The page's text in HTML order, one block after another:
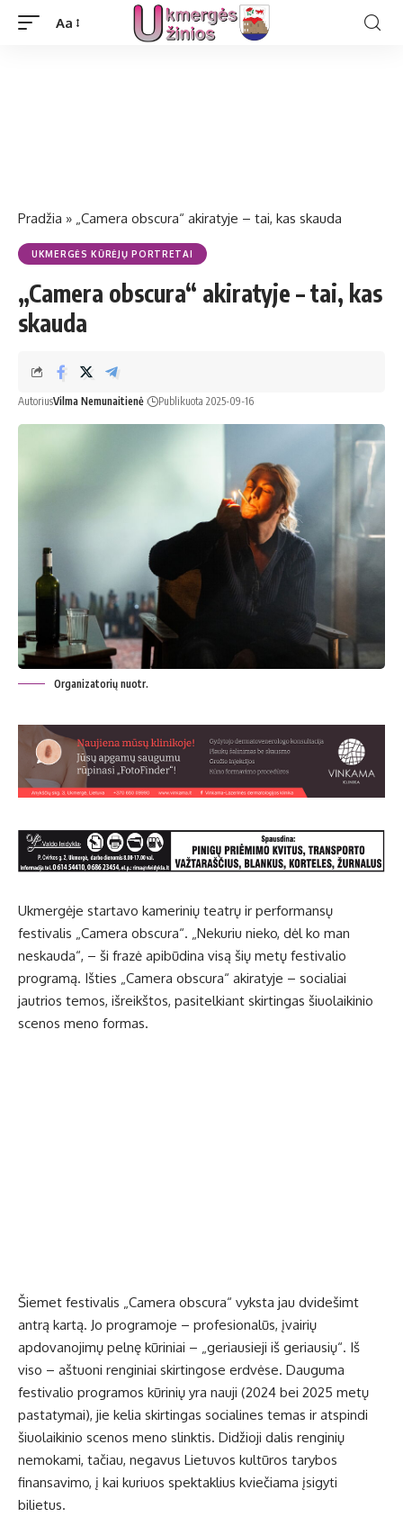
Aa
Pradžia » „Camera obscura“ akiratyje – tai, kas skauda
UKMERGĖS KŪRĖJŲ PORTRETAI
„Camera obscura“ akiratyje – tai, kas
skauda
AutoriusVilma Nemunaitienė Publikuota 2025-09-16
Organizatorių nuotr.
Ukmergėje startavo kamerinių teatrų ir performansų
festivalis „Camera obscura“. „Nekuriu nieko, dėl ko man
neskauda“, – ši frazė apibūdina visą šių metų festivalio
programą. Išties „Camera obscura“ akiratyje – socialiai
jautrios temos, išreikštos, pasitelkiant skirtingas šiuolaikinio
scenos meno formas.
Šiemet festivalis „Camera obscura“ vyksta jau dvidešimt
antrą kartą. Jo programoje – profesionalūs, įvairių
apdovanojimų pelnę kūriniai – „geriausieji iš geriausių“. Iš
viso – aštuoni renginiai skirtingose erdvėse. Dauguma
festivalio programos kūrinių yra nauji (2024 bei 2025 metų
pastatymai), jie kelia skirtingas socialines temas ir atspindi
šiuolaikinio scenos meno slinktis. Didžioji dalis renginių
nemokami, tačiau, negavus Lietuvos kultūros tarybos
finansavimo, į kai kuriuos spektaklius kviečiama įsigyti
bilietus.